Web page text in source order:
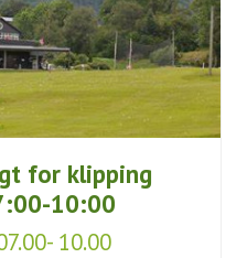
for klipping
10:00
10.00